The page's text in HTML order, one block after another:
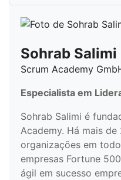
Sohrab Salimi
Scrum Academy
Especialista em
Sohrab Salimi é
Academy. Há mais
organizações em
empresas Fortune
ágil em sucesso